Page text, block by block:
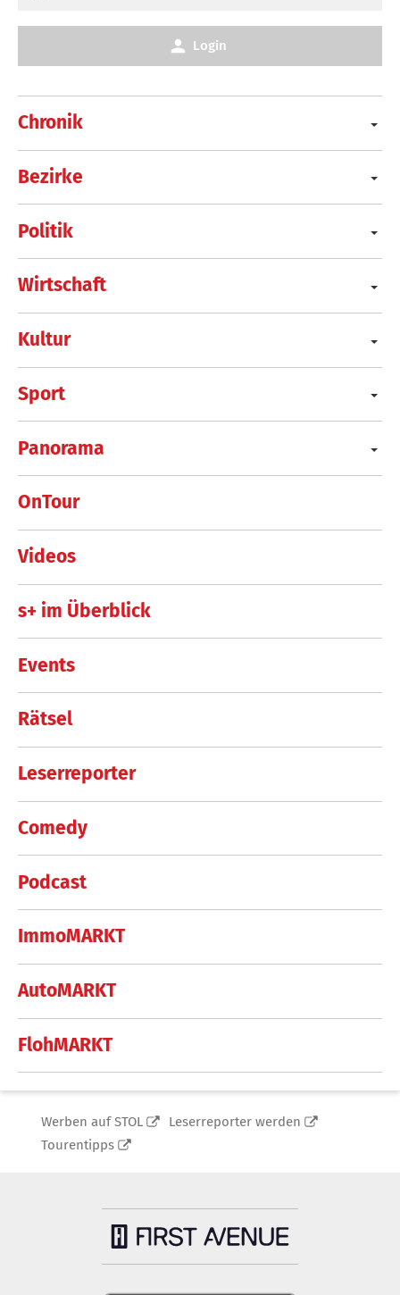
Chronik
Bezirke
Politik
Wirtschaft
Kultur
Sport
Panorama
OnTour
Videos
s+ im Überblick
Events
Rätsel
Leserreporter
Comedy
Podcast
ImmoMARKT
AutoMARKT
FlohMARKT
Login
Werben auf STOL
Leserreporter werden
Tourentipps